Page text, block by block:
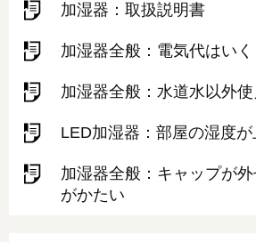
加湿器：取扱説明書
加湿器全般：電気代はいく
加湿器全般：水道水以外使
LED加湿器：部屋の湿度
加湿器全般：キャップが
がかたい